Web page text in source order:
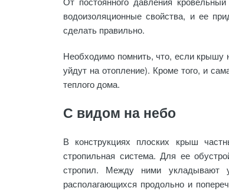
водоизоляционные свойства, и ее
сделать правильно.
Необходимо помнить, что, если крышу
уйдут на отопление). Кроме того, и
теплого дома.
С видом на небо
В конструкциях плоских крыш
стропильная система. Для ее
стропил. Между ними укладывают
располагающихся продольно и